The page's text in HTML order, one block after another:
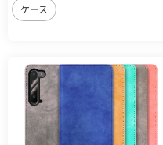
ケース